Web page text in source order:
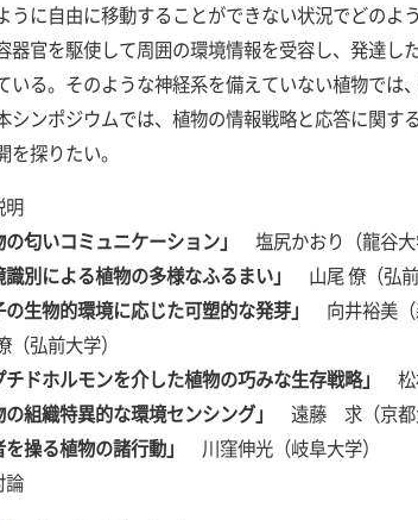
うに自由に移動することができない状況でどのよ
器官を駆使して周囲の環境情報を受容し、発達
いる。そのような神経系を備えていない植物で
シンポジウムでは、植物の情報戦略と応答に関
探りたい。
の匂いコミュニケーション」塩尻かおり（龍谷大
識別による植物の多様なふるまい」
山尾 僚（弘
の生物的環境に応じた可塑的な発芽」
向井裕美
（弘前大学）
チドホルモンを介した植物の巧みな生存戦略」
の組織特異的な環境センシング」
遠藤 求（京都
を操る植物の諸行動」
川窪伸光（岐阜大学）